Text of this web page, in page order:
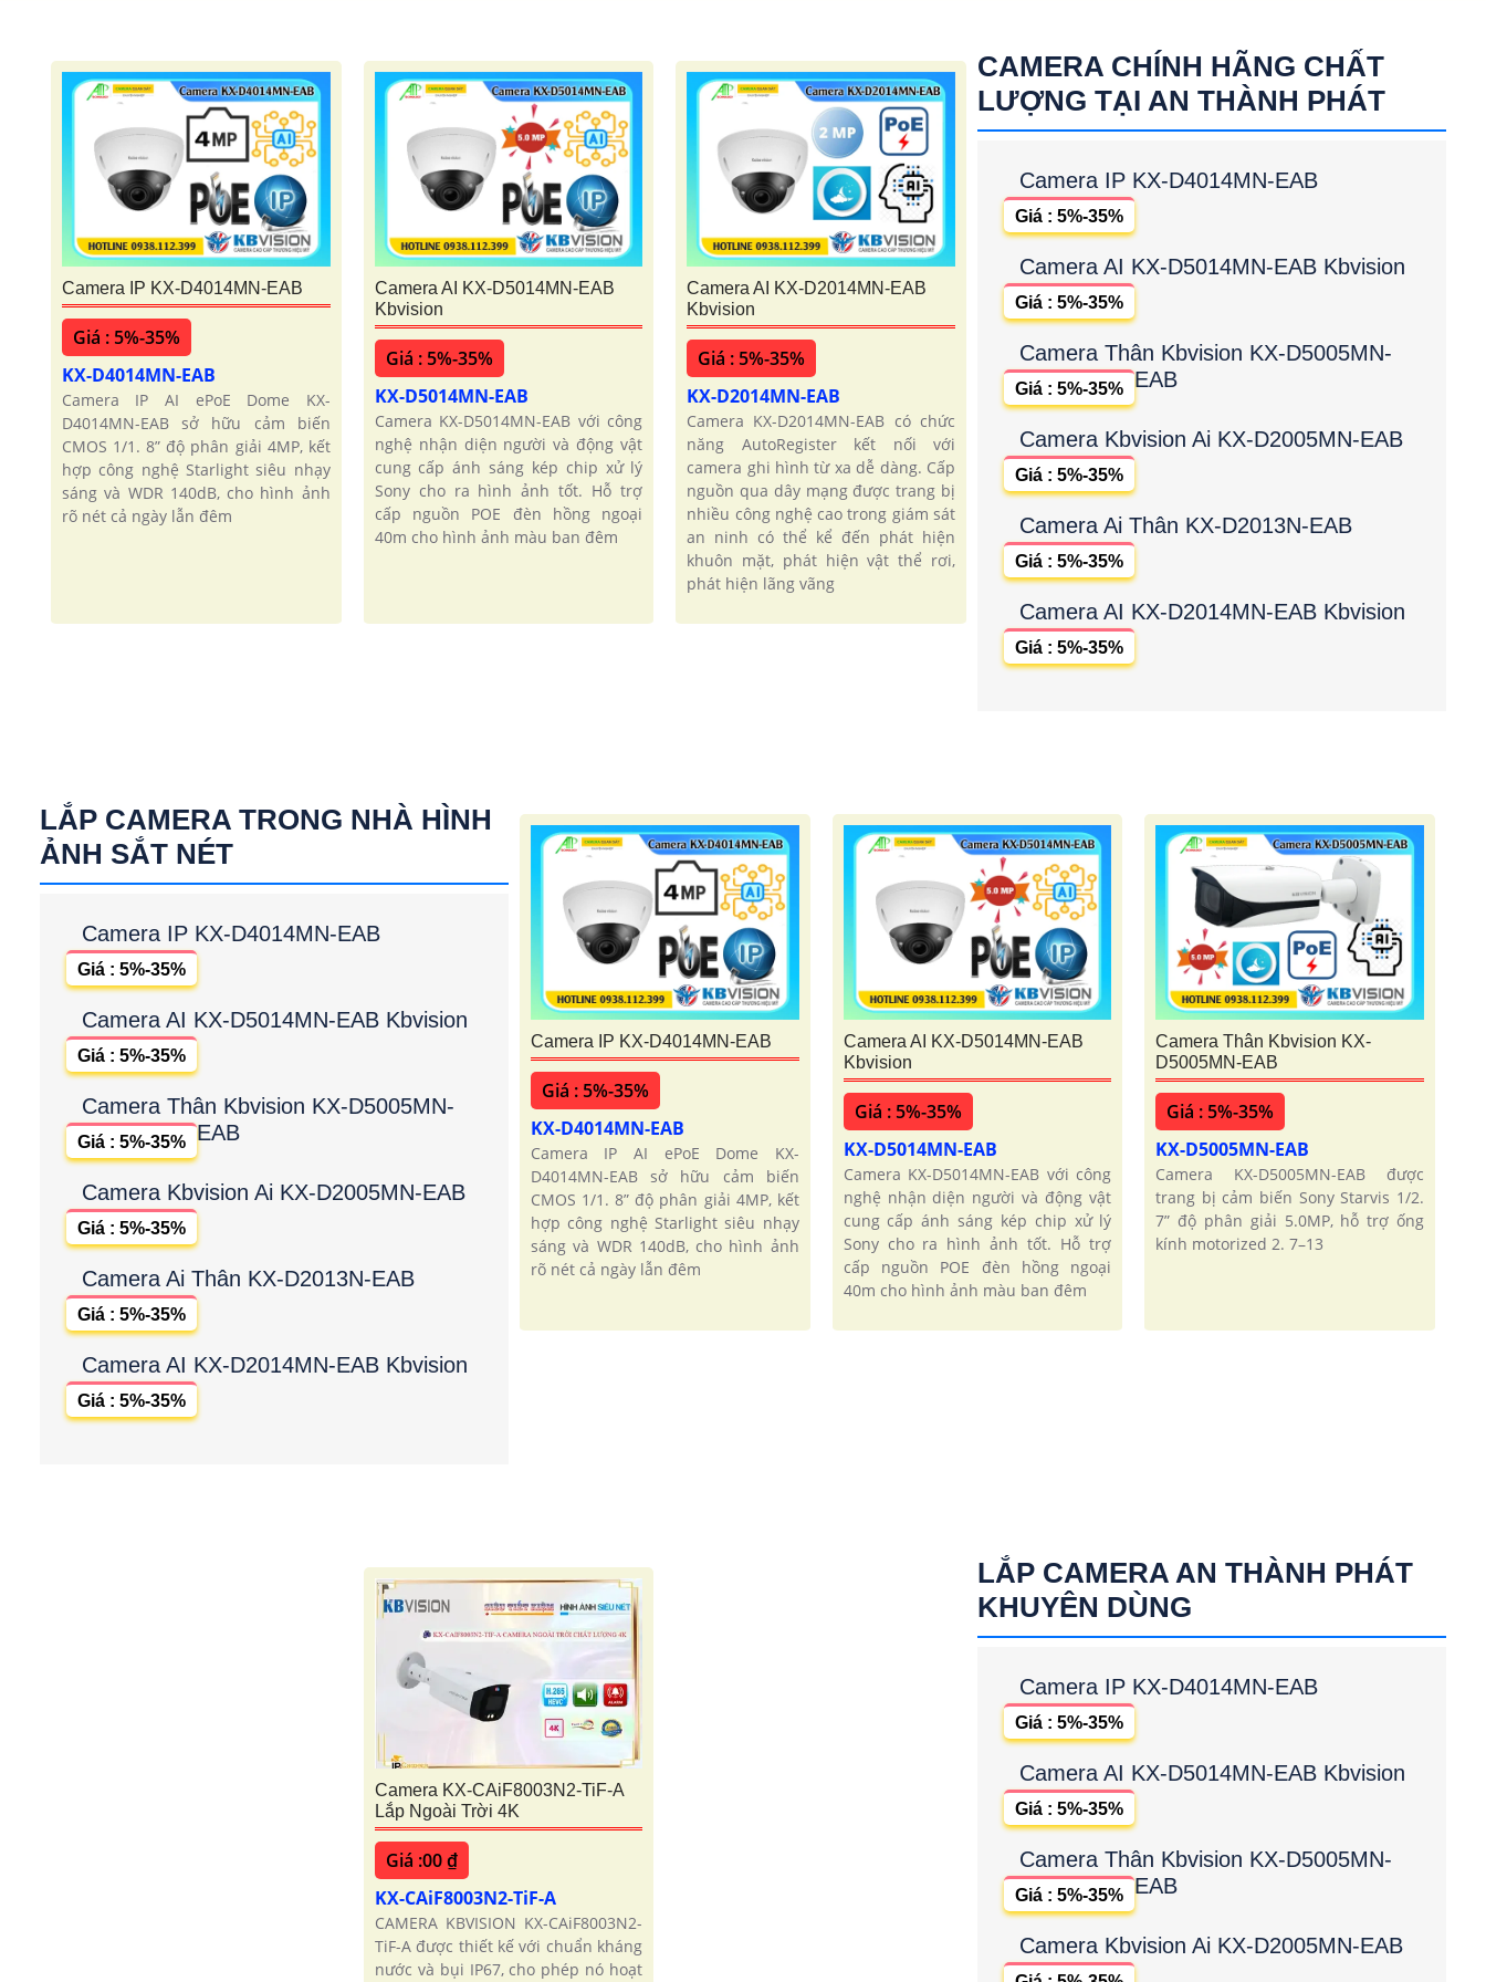
Camera IP KX-D4014MN-EAB
Giá : 5%-35%
KX-D4014MN-EAB
Camera IP AI ePoE Dome KX-
D4014MN-EAB sở hữu cảm biến
CMOS 1/1. 8” độ phân giải 4MP, kết
hợp công nghệ Starlight siêu nhạy
sáng và WDR 140dB, cho hình ảnh
rõ nét cả ngày lẫn đêm
Camera AI KX-D5014MN-EAB
Kbvision
Giá : 5%-35%
KX-D5014MN-EAB
Camera KX-D5014MN-EAB với công
nghệ nhận diện người và động vật
cung cấp ánh sáng kép chip xử lý
Sony cho ra hình ảnh tốt. Hỗ trợ
cấp nguồn POE đèn hồng ngoại
40m cho hình ảnh màu ban đêm
Camera AI KX-D2014MN-EAB
Kbvision
Giá : 5%-35%
KX-D2014MN-EAB
Camera KX-D2014MN-EAB có chức
năng AutoRegister kết nối với
camera ghi hình từ xa dễ dàng. Cấp
nguồn qua dây mạng được trang bị
nhiều công nghệ cao trong giám sát
an ninh có thể kể đến phát hiện
khuôn mặt, phát hiện vật thể rơi,
phát hiện lãng vãng
CAMERA CHÍNH HÃNG CHẤT
LƯỢNG TẠI AN THÀNH PHÁT
Camera IP KX-D4014MN-EAB
Giá : 5%-35%
Camera AI KX-D5014MN-EAB Kbvision
Giá : 5%-35%
Camera Thân Kbvision KX-D5005MN-
EAB
Giá : 5%-35%
Camera Kbvision Ai KX-D2005MN-EAB
Giá : 5%-35%
Camera Ai Thân KX-D2013N-EAB
Giá : 5%-35%
Camera AI KX-D2014MN-EAB Kbvision
Giá : 5%-35%
LẮP CAMERA TRONG NHÀ HÌNH
ẢNH SẮT NÉT
Camera IP KX-D4014MN-EAB
Giá : 5%-35%
Camera AI KX-D5014MN-EAB Kbvision
Giá : 5%-35%
Camera Thân Kbvision KX-D5005MN-
EAB
Giá : 5%-35%
Camera Kbvision Ai KX-D2005MN-EAB
Giá : 5%-35%
Camera Ai Thân KX-D2013N-EAB
Giá : 5%-35%
Camera AI KX-D2014MN-EAB Kbvision
Giá : 5%-35%
Camera IP KX-D4014MN-EAB
Giá : 5%-35%
KX-D4014MN-EAB
Camera IP AI ePoE Dome KX-
D4014MN-EAB sở hữu cảm biến
CMOS 1/1. 8” độ phân giải 4MP, kết
hợp công nghệ Starlight siêu nhạy
sáng và WDR 140dB, cho hình ảnh
rõ nét cả ngày lẫn đêm
Camera AI KX-D5014MN-EAB
Kbvision
Giá : 5%-35%
KX-D5014MN-EAB
Camera KX-D5014MN-EAB với công
nghệ nhận diện người và động vật
cung cấp ánh sáng kép chip xử lý
Sony cho ra hình ảnh tốt. Hỗ trợ
cấp nguồn POE đèn hồng ngoại
40m cho hình ảnh màu ban đêm
Camera Thân Kbvision KX-
D5005MN-EAB
Giá : 5%-35%
KX-D5005MN-EAB
Camera KX-D5005MN-EAB được
trang bị cảm biến Sony Starvis 1/2.
7” độ phân giải 5.0MP, hỗ trợ ống
kính motorized 2. 7–13
Camera KX-CAiF8003N2-TiF-A
Lắp Ngoài Trời 4K
Giá :00 ₫
KX-CAiF8003N2-TiF-A
CAMERA KBVISION KX-CAiF8003N2-
TiF-A được thiết kế với chuẩn kháng
nước và bụi IP67, cho phép nó hoạt
LẮP CAMERA AN THÀNH PHÁT
KHUYÊN DÙNG
Camera IP KX-D4014MN-EAB
Giá : 5%-35%
Camera AI KX-D5014MN-EAB Kbvision
Giá : 5%-35%
Camera Thân Kbvision KX-D5005MN-
EAB
Giá : 5%-35%
Camera Kbvision Ai KX-D2005MN-EAB